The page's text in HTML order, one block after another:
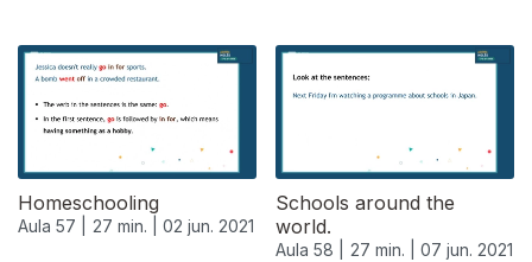
Homeschooling
Aula 57 | 27 min. | 02 jun. 2021
Schools around the
world.
Aula 58 | 27 min. | 07 jun. 2021